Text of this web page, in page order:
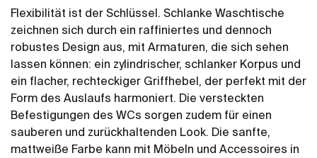
Flexibilität ist der Schlüssel. Schlanke Waschtische
zeichnen sich durch ein raffiniertes und dennoch
robustes Design aus, mit Armaturen, die sich sehen
lassen können: ein zylindrischer, schlanker Korpus und
ein flacher, rechteckiger Griffhebel, der perfekt mit der
Form des Auslaufs harmoniert. Die versteckten
Befestigungen des WCs sorgen zudem für einen
sauberen und zurückhaltenden Look. Die sanfte,
mattweiße Farbe kann mit Möbeln und Accessoires in